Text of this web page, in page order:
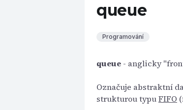
queue
Programování
queue - anglicky
Označuje abstraktní
strukturou typuFIFO